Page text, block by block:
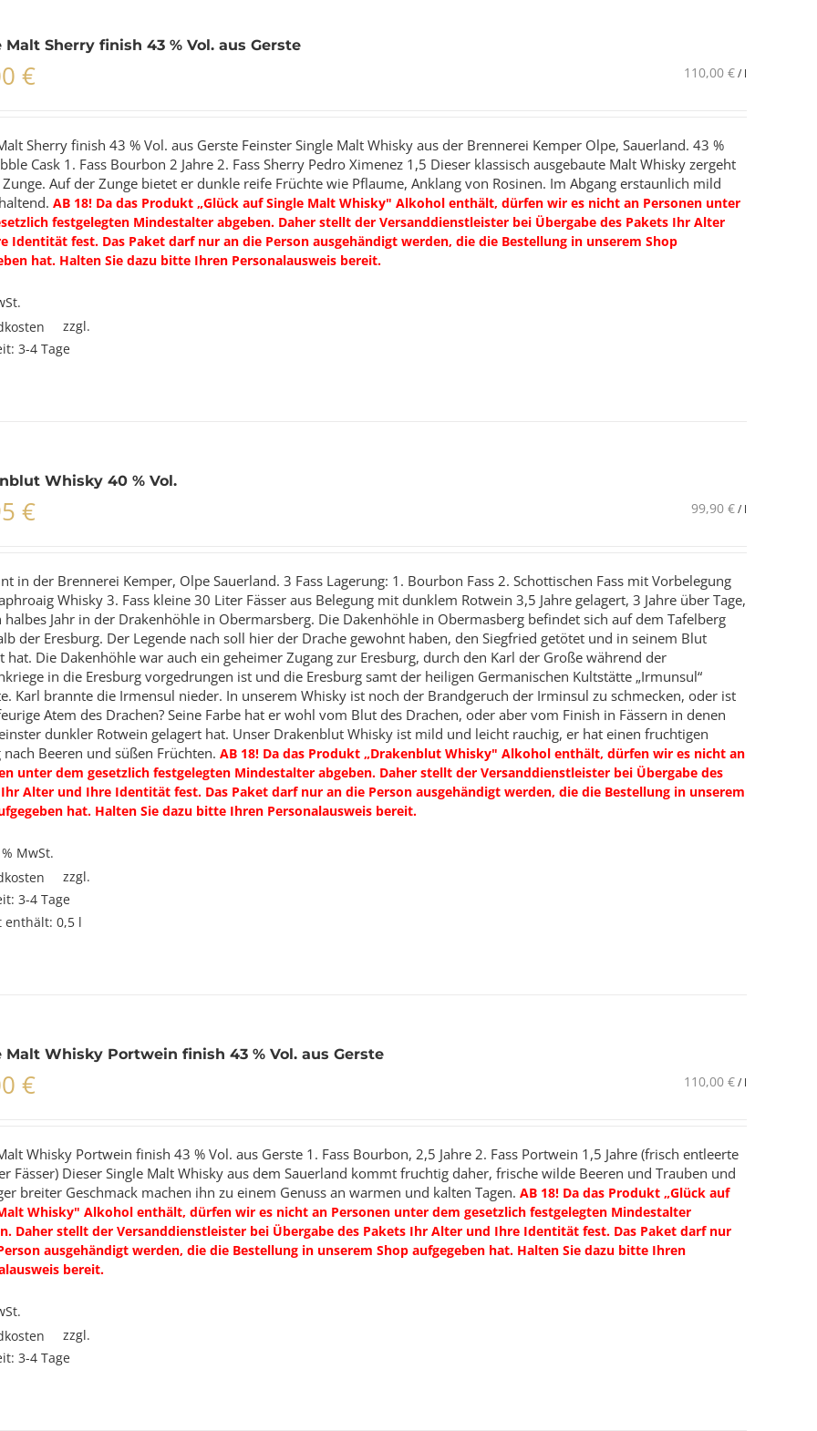
Malt Sherry finish 43 % Vol. aus Gerste
€ 110,00 €/ l
Sherry finish 43 % Vol. aus Gerste Feinster Single Malt Whisky aus der Brennerei Kemper Olpe, Sauerland. 43 %
Cask 1. Fass Bourbon 2 Jahre 2. Fass Sherry Pedro Ximenez 1,5 Dieser klassisch ausgebaute Malt Whisky zergeht
Auf der Zunge bietet er dunkle reife Früchte wie Pflaume, Anklang von Rosinen. Im Abgang erstaunlich mild
AB 18! Da das Produkt „Glück auf Single Malt Whisky" Alkohol enthält, dürfen wir es nicht an Personen unter
festgelegten Mindestalter abgeben. Daher stellt der Versanddienstleister bei Übergabe des Pakets Ihr Alter
Identität fest. Das Paket darf nur an die Person ausgehändigt werden, die die Bestellung in unserem Shop
hat. Halten Sie dazu bitte Ihren Personalausweis bereit.
zzgl.
3-4 Tage
Whisky 40 % Vol.
€ 99,90 €/ l
in der Brennerei Kemper, Olpe Sauerland. 3 Fass Lagerung: 1. Bourbon Fass 2. Schottischen Fass mit Vorbelegung
Whisky 3. Fass kleine 30 Liter Fässer aus Belegung mit dunklem Rotwein 3,5 Jahre gelagert, 3 Jahre über Tage,
halbes Jahr in der Drakenhöhle in Obermarsberg. Die Dakenhöhle in Obermasberg befindet sich auf dem Tafelberg
der Eresburg. Der Legende nach soll hier der Drache gewohnt haben, den Siegfried getötet und in seinem Blut
hat. Die Dakenhöhle war auch ein geheimer Zugang zur Eresburg, durch den Karl der Große während der
in die Eresburg vorgedrungen ist und die Eresburg samt der heiligen Germanischen Kultstätte „Irmunsul“
Karl brannte die Irmensul nieder. In unserem Whisky ist noch der Brandgeruch der Irminsul zu schmecken, oder ist
Atem des Drachen? Seine Farbe hat er wohl vom Blut des Drachen, oder aber vom Finish in Fässern in denen
dunkler Rotwein gelagert hat. Unser Drakenblut Whisky ist mild und leicht rauchig, er hat einen fruchtigen
nach Beeren und süßen Früchten.AB 18! Da das Produkt „Drakenblut Whisky" Alkohol enthält, dürfen wir es nicht an
unter dem gesetzlich festgelegten Mindestalter abgeben. Daher stellt der Versanddienstleister bei Übergabe des
Alter und Ihre Identität fest. Das Paket darf nur an die Person ausgehändigt werden, die die Bestellung in unserem
hat. Halten Sie dazu bitte Ihren Personalausweis bereit.
MwSt.
zzgl.
3-4 Tage
enthält: 0,5 l
Malt Whisky Portwein finish 43 % Vol. aus Gerste
€ 110,00 €/ l
Whisky Portwein finish 43 % Vol. aus Gerste 1. Fass Bourbon, 2,5 Jahre 2. Fass Portwein 1,5 Jahre (frisch entleerte
Fässer) Dieser Single Malt Whisky aus dem Sauerland kommt fruchtig daher, frische wilde Beeren und Trauben und
breiter Geschmack machen ihn zu einem Genuss an warmen und kalten Tagen.AB 18! Da das Produkt „Glück auf
Whisky" Alkohol enthält, dürfen wir es nicht an Personen unter dem gesetzlich festgelegten Mindestalter
Daher stellt der Versanddienstleister bei Übergabe des Pakets Ihr Alter und Ihre Identität fest. Das Paket darf nur
ausgehändigt werden, die die Bestellung in unserem Shop aufgegeben hat. Halten Sie dazu bitte Ihren
bereit.
zzgl.
3-4 Tage